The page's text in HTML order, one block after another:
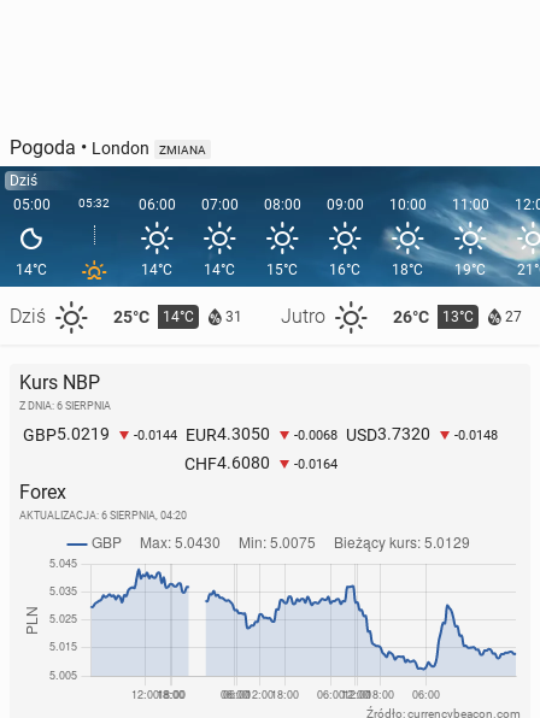
Pogoda • London ZMIANA
Dziś
05:00
14°C
Dziś 25°C 14°C 31 Jutro 26°C 13°C 27
05:32 06:00
14°C
07:00
14°C
08:00
15°C
09:00
16°C
10:00
18°C
11:00
19°C
Kurs NBP
Z DNIA: 6 SIERPNIA
GBP5.0219 -0.0144 EUR4.3050 -0.0068 USD3.7320 -0.0148
CHF4.6080 -0.0164
Forex
AKTUALIZACJA: 6 SIERPNIA, 04:20
Źródło: currencybeacon.com